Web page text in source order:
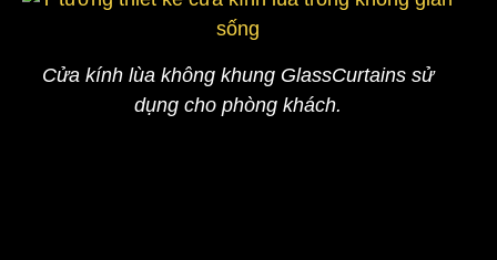
Cửa kính lùa không khung GlassCurtains sử
dụng cho phòng khách.